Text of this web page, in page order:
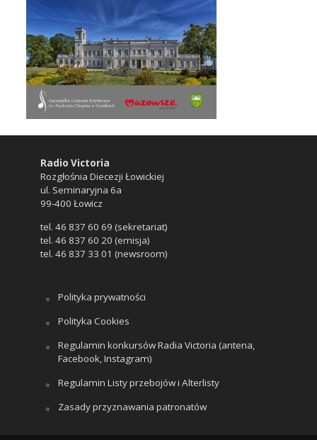
Radio Victoria
Rozgłośnia Diecezji Łowickiej
ul. Seminaryjna 6a
99-400 Łowicz
tel. 46 837 60 69 (sekretariat)
tel. 46 837 60 20 (emisja)
tel. 46 837 33 01 (newsroom)
Polityka prywatności
Polityka Cookies
Regulamin konkursów Radia Victoria (antena,
Facebook, Instagram)
Regulamin Listy przebojów i Alterlisty
Zasady przyznawania patronatów